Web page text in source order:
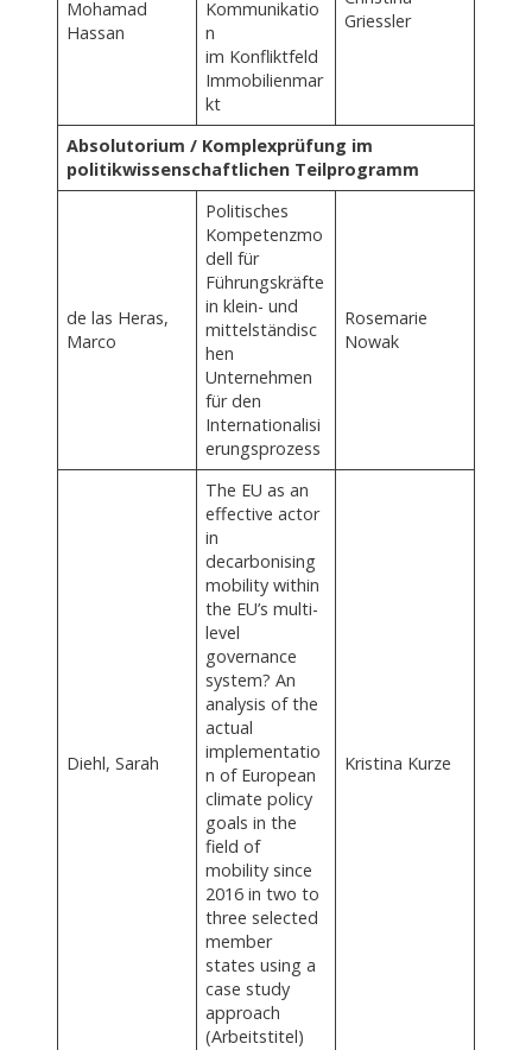
Mohamad
Hassan
Kommunikatio
n
im Konfliktfeld
Immobilienmar
kt
Griessler
Absolutorium / Komplexprüfung im
politikwissenschaftlichen Teilprogramm
de las Heras,
Marco
Politisches
Kompetenzmo
dell für
Führungskräfte
in klein- und
mittelständisc
hen
Unternehmen
für den
Internationalisi
erungsprozess
Rosemarie
Nowak
Diehl, Sarah
The EU as an
effective actor
in
decarbonising
mobility within
the EU’s multi-
level
governance
system? An
analysis of the
actual
implementatio
n of European
climate policy
goals in the
field of
mobility since
2016 in two to
three selected
member
states using a
case study
approach
(Arbeitstitel)
Kristina Kurze